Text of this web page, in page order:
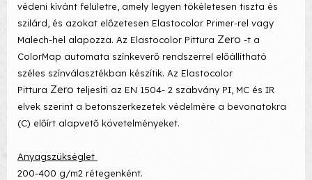
védeni kívánt felületre, amely legyen tökéletesen tiszta és
szilárd, és azokat előzetesen Elastocolor Primer-rel vagy
Malech-hel alapozza. Az Elastocolor Pittura Zero -t a
ColorMap automata színkeverő rendszerrel előállítható
széles színválasztékban készítik. Az Elastocolor
Pittura Zero teljesíti az EN 1504- 2 szabvány PI, MC és IR
elvek szerint a betonszerkezetek védelmére a bevonatokra
(C) előírt alapvető követelményeket.
Anyagszükséglet
200-400 g/m2 rétegenként.